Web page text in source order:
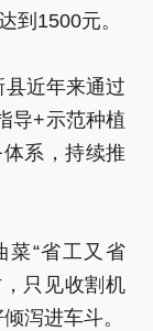
到1500元。
近年来通过
导+示范种植
系，持续推
菜“省工又省
只见收割机
泻进车斗。